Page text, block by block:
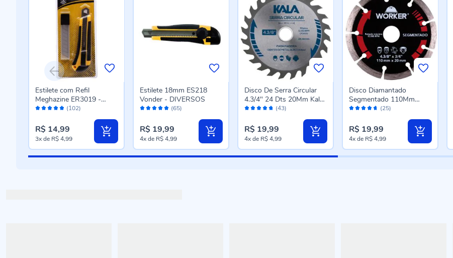
Avaliação: (102)
Estilete com Refil
Meghazine ER3019 -
DIVERSOS
R$ 14,99
3xde R$ 4,99
Avaliação: (65)
Estilete 18mm ES218
Vonder - DIVERSOS
R$ 19,99
4xde R$ 4,99
Avaliação: (43)
Disco De Serra Circular
4.3/4" 24 Dts 20Mm Kala
- Aço
R$ 19,99
4xde R$ 4,99
Avaliação: (25)
Disco Diamantado
Segmentado 110Mm
Worker - 139521
R$ 19,99
4xde R$ 4,99